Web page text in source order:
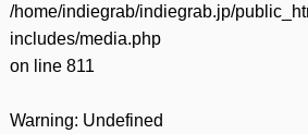
/home/indiegrab/indiegrab.jp/
includes/media.php
on line 811
Warning: Undefined